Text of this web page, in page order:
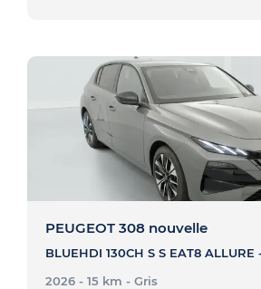
PEUGEOT 308 nouvelle
2026 - 15 km - Gris